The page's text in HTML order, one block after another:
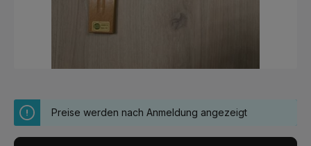
Preise werden nach Anmeldung angezeigt